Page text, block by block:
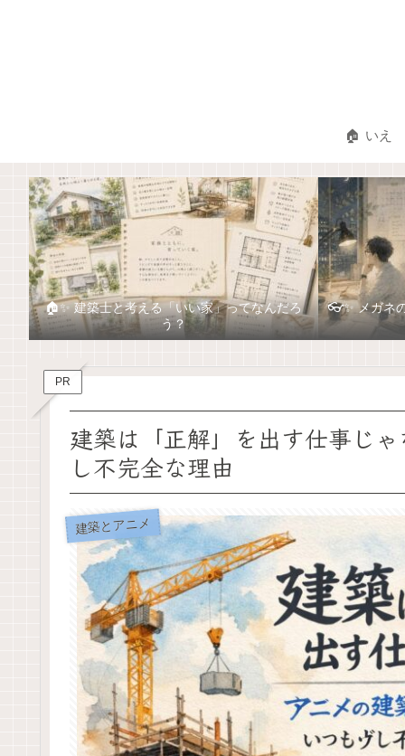
🏠 いえ
🏠✨ 建築士と考える「いい家」ってなんだろ
う？
👓✨ メガネ
PR
建築は「正解」を出す仕事じ
し不完全な理由
建築とアニメ